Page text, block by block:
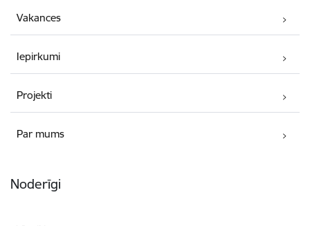
Vakances
Iepirkumi
Projekti
Par mums
Noderīgi